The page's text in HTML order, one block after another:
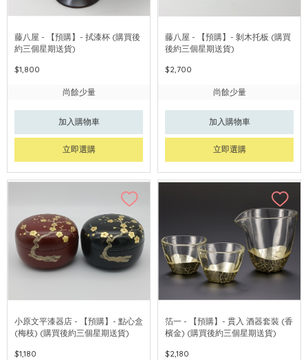
藤八屋 - 【預購】- 拭漆杯 (購買後
約三個星期送貨)
$1,800
尚餘少量
加入購物車
立即選購
藤八屋 - 【預購】- 剝木托板 (購買
後約三個星期送貨)
$2,700
尚餘少量
加入購物車
立即選購
小原文平漆器店 - 【預購】- 點心盒
(梅枝) (購買後約三個星期送貨)
$1,180
箔一 - 【預購】- 貫入 酒器套裝 (香
檳金) (購買後約三個星期送貨)
$2,180